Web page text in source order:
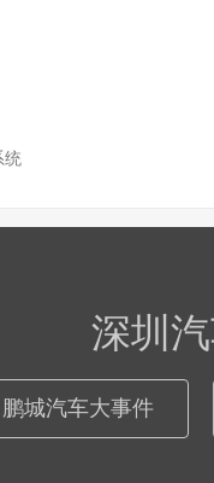
统
深圳
鹏城汽车大事件